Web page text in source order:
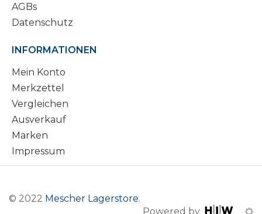
AGBs
Datenschutz
INFORMATIONEN
Mein Konto
Merkzettel
Vergleichen
Ausverkauf
Marken
Impressum
© 2022 Mescher Lagerstore.
Powered by